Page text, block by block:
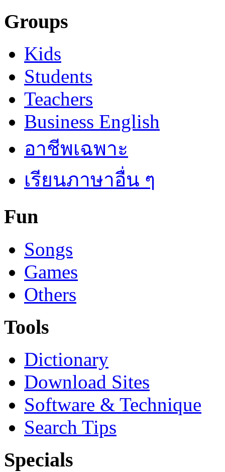
Groups
Kids
Students
Teachers
Business English
อาชีพเฉพาะ
เรียนภาษาอื่น ๆ
Fun
Songs
Games
Others
Tools
Dictionary
Download Sites
Software & Technique
Search Tips
Specials